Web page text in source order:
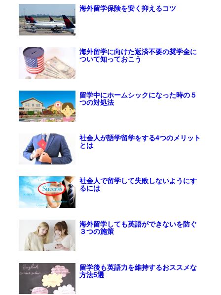
海外留学保険を安く抑えるコツ
海外留学に向けた返済不要の奨学金に
ついて知っておこう
留学中にホームシックになった時の５
つの対処法
社会人が語学留学をする4つのメリット
とは
社会人で留学して失敗しないようにす
るには
海外留学しても英語ができないを防ぐ
３つの施策
留学後も英語力を維持するおススメな
方法5選